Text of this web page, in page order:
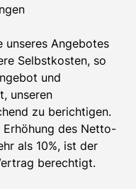
unseres Angebotes
Selbstkosten, so
und
unseren
zu berichtigen.
des Netto-
als 10%, ist der
berechtigt.